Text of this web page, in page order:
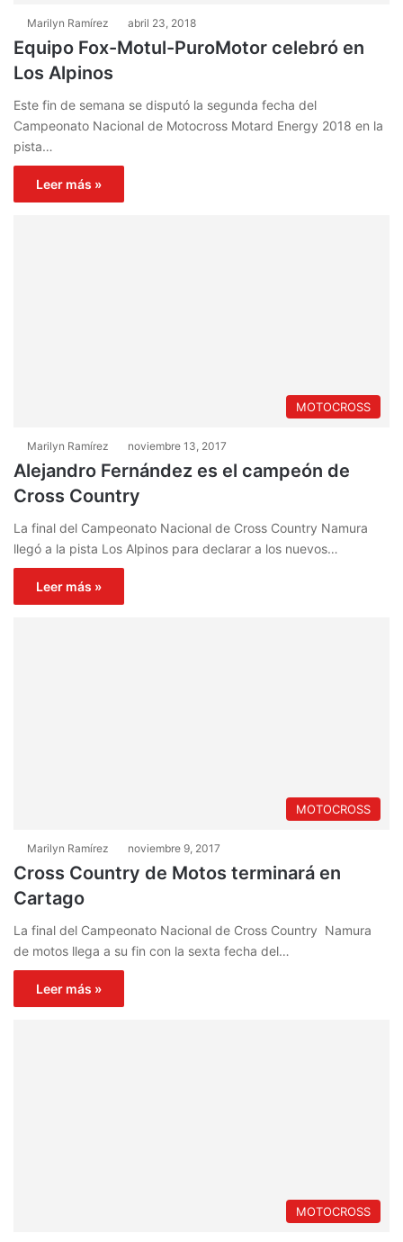
Marilyn Ramírez abril 23, 2018
Equipo Fox-Motul-PuroMotor celebró en
Los Alpinos
Este fin de semana se disputó la segunda fecha del
Campeonato Nacional de Motocross Motard Energy 2018 en la
pista…
Leer más »
MOTOCROSS
Marilyn Ramírez noviembre 13, 2017
Alejandro Fernández es el campeón de
Cross Country
La final del Campeonato Nacional de Cross Country Namura
llegó a la pista Los Alpinos para declarar a los nuevos…
Leer más »
MOTOCROSS
Marilyn Ramírez noviembre 9, 2017
Cross Country de Motos terminará en
Cartago
La final del Campeonato Nacional de Cross Country Namura
de motos llega a su fin con la sexta fecha del…
Leer más »
MOTOCROSS